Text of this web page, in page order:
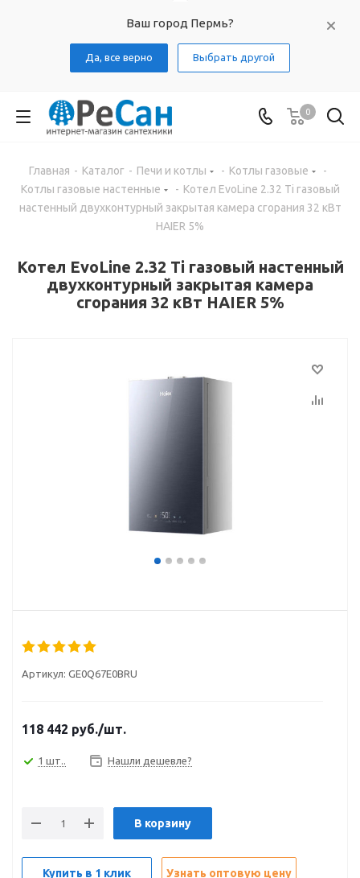
Ваш город Пермь?
Да, все верно Выбрать другой
0
Главная - Каталог - Печи и котлы - Котлы газовые
-
Котлы газовые настенные
- Котел EvoLine 2.32 Ti газовый
настенный двухконтурный закрытая камера сгорания 32 кВт
HAIER 5%
Котел EvoLine 2.32 Ti газовый настенный
двухконтурный закрытая камера
сгорания 32 кВт HAIER 5%
Артикул: GE0Q67E0BRU
118 442 руб./шт.
1 шт.. Нашли дешевле?
В корзину
Купить в 1 клик Узнать оптовую цену